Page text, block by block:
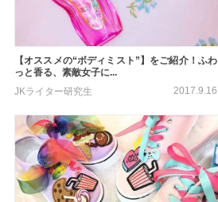
【オススメの“ボディミスト”】をご紹介！ふわ
っと香る、素敵女子に...
JKライター研究生
2017.9.16